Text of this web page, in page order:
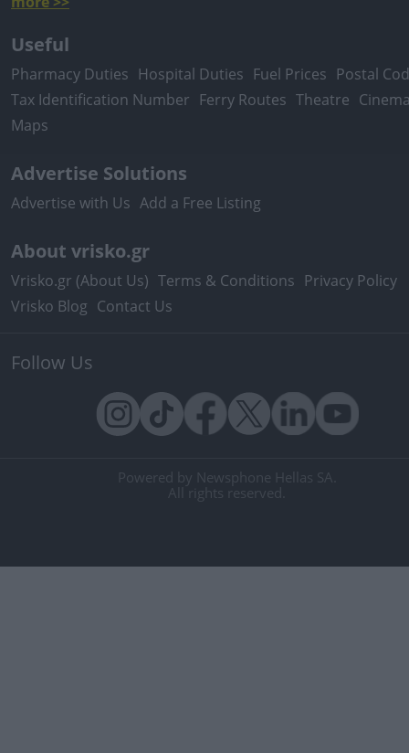
Useful
Pharmacy Duties Hospital Duties Fuel Prices Postal
Tax Identification Number Ferry Routes Theatre
Maps
Advertise Solutions
Advertise with Us Add a Free Listing
About vrisko.gr
Vrisko.gr (About Us) Terms & Conditions Privacy Policy
Vrisko Blog Contact Us
Follow Us
Powered by Newsphone Hellas SA.
All rights reserved.